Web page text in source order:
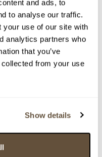
and ads, to
to analyse our traffic.
your use of our site with
analytics partners who
that you’ve
from your use
Show details
21.09.2017 20:39:12
800 Kč
7 500 Kč
na aukční výsledky
předmět v aukci